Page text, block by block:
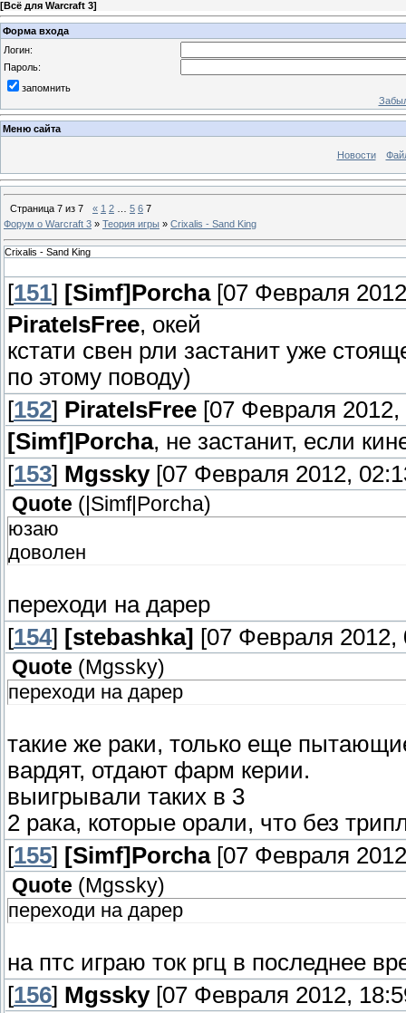
[Всё для Warcraft 3]
Форма входа
Логин:
Пароль:
запомнить
Меню сайта
Новости
Страница 7 из 7 « 1 2 5 6 7
Форум о Warcraft 3 » Теория игры » Crixalis - Sand King
Crixalis - Sand King
[151] [Simf]Porcha[07 Февраля
PirateIsFree, окей
кстати свен рли застанит уже
по этому поводу)
[152] PirateIsFree [07 Февраля 2012,
[Simf]Porcha, не застанит, если
[153] Mgssky[07 Февраля 2012,
Quote ( |Simf|Porcha)
юзаю
доволен
переходи на дарер
[154] [stebashka] [07 Февраля 2012,
Quote (Mgssky)
переходи на дарер
такие же раки, только еще
вардят, отдают фарм керии.
выигрывали таких в 3
2 рака, которые орали, что без
[155] [Simf]Porcha[07 Февраля
Quote (Mgssky)
переходи на дарер
на птс играю ток ргц в последнее
[156] Mgssky[07 Февраля 2012,